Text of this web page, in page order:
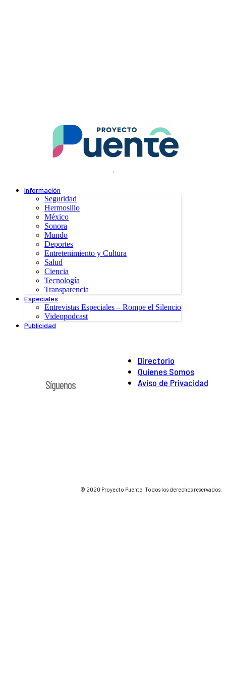
.
Información
Seguridad
Hermosillo
México
Sonora
Mundo
Deportes
Entretenimiento y Cultura
Salud
Ciencia
Tecnología
Transparencia
Especiales
Entrevistas Especiales – Rompe el Silencio
Videopodcast
Publicidad
Directorio
Quienes Somos
Aviso de Privacidad
Síguenos
© 2020 Proyecto Puente. Todos los derechos reservados.